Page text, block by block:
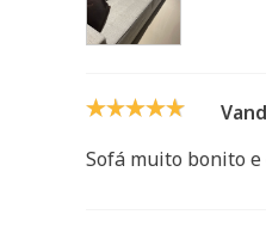
Sofá muito bonito